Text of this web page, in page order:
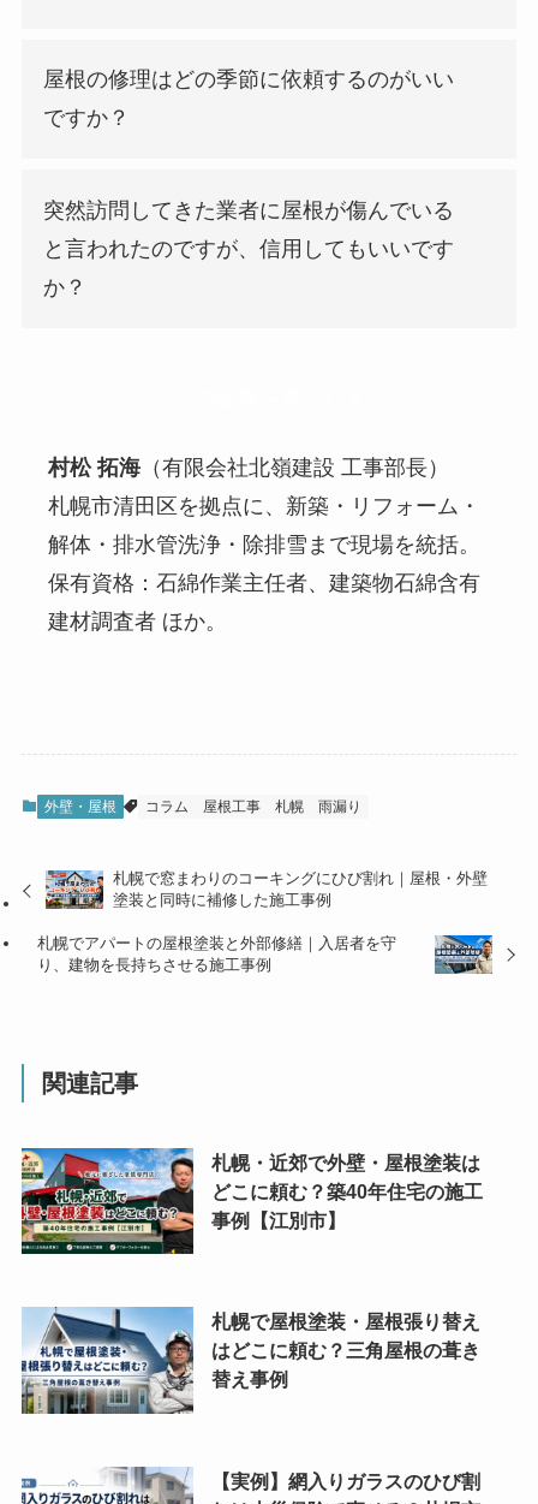
屋根の修理はどの季節に依頼するのがいい
ですか？
突然訪問してきた業者に屋根が傷んでいる
と言われたのですが、信用してもいいです
か？
村松 拓海 （有限会社北嶺建設 工事部長）
札幌市清田区を拠点に、新築・リフォーム・
解体・排水管洗浄・除排雪まで現場を統括。
保有資格：石綿作業主任者、建築物石綿含有
建材調査者 ほか。
外壁・屋根 コラム 屋根工事 札幌 雨漏り
札幌で窓まわりのコーキングにひび割れ｜屋根・外壁
塗装と同時に補修した施工事例
札幌でアパートの屋根塗装と外部修繕｜入居者を守
り、建物を長持ちさせる施工事例
関連記事
札幌・近郊で外壁・屋根塗装は
どこに頼む？築40年住宅の施工
事例【江別市】
札幌で屋根塗装・屋根張り替え
はどこに頼む？三角屋根の葺き
替え事例
【実例】網入りガラスのひび割